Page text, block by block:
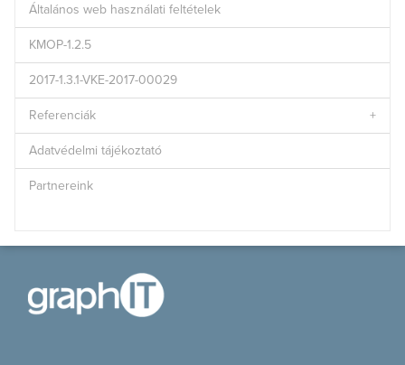
Általános web használati feltételek
KMOP-1.2.5
2017-1.3.1-VKE-2017-00029
Referenciák
Adatvédelmi tájékoztató
Partnereink